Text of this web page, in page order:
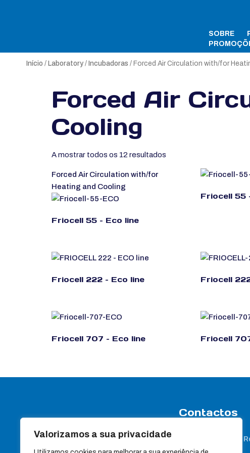
Valorizamos a sua privacidade
SOBRE
Início / Laboratory / Incubadoras / Forced Air Circulation with/for
Forced Air
Cooling
A mostrar todos os 12 resultados
Forced Air Circulation with/for
Heating and Cooling
Friocell 55 – Eco line
Friocell 55
Friocell 222 – Eco line Friocell
Friocell 707 – Eco line Friocell
Contactos
Rua Travessa das
Apartado 7